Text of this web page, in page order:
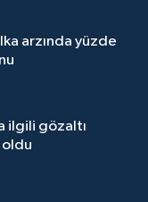
arzında yüzde
ilgili gözaltı
oldu